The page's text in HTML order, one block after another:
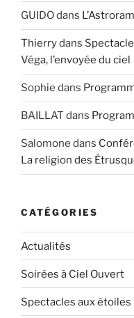
GUIDOdans
Thierrydans
Véga, l’envoyée du ciel
Sophie dans
BAILLAT dans
Salomone dans
La religion des
CATÉGORIES
Actualités
Soirées à Ciel Ouvert
Spectacles aux étoiles